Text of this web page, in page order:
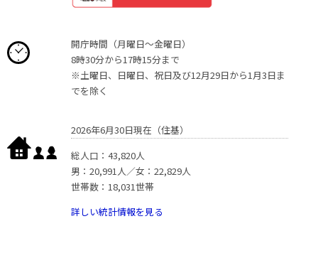
開庁時間（月曜日〜金曜日）
8時30分から17時15分まで
※土曜日、日曜日、祝日及び12月29日から1月3日ま
でを除く
2026年6月30日現在（住基）
総人口：43,820人
男：20,991人／女：22,829人
世帯数：18,031世帯
詳しい統計情報を見る